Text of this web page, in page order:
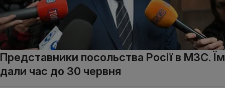
Представники посольства Росії в МЗС. Їм
дали час до 30 червня